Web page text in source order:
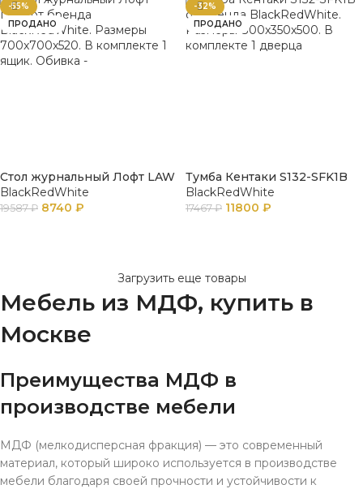
-55%
ПРОДАНО
Стол журнальный Лофт LAW
BlackRedWhite
19587₽ 8740 ₽
-32%
ПРОДАНО
Тумба Кентаки S132-SFK1B
BlackRedWhite
17467₽ 11800 ₽
Загрузить еще товары
Мебель из МДФ, купить в
Москве
Преимущества МДФ в
производстве мебели
МДФ (мелкодисперсная фракция) — это современный
материал, который широко используется в производстве
мебели благодаря своей прочности и устойчивости к